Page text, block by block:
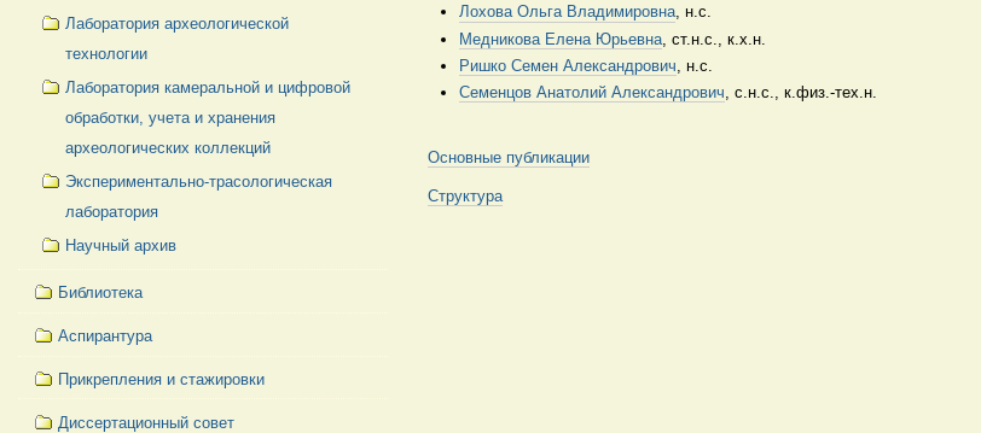
Лохова Ольга Владимировна, н.с.
Медникова Елена Юрьевна, ст.н.с., к.х.н.
Ришко Семен Александрович , н.с.
Семенцов Анатолий Александрович , с.н.с., к.физ.-тех.н.
Основные публикации
Структура
Лаборатория археологической
технологии
Лаборатория камеральной и цифровой
обработки, учета и хранения
археологических коллекций
Экспериментально-трасологическая
лаборатория
Научный архив
Библиотека
Аспирантура
Прикрепления и стажировки
Диссертационный совет